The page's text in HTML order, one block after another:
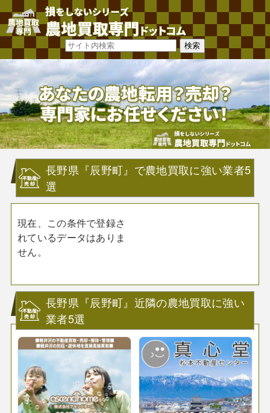
長野県『辰野町』で農地買取に強い業者5
選
現在、この条件で登録さ
れているデータはありま
せん。
長野県『辰野町』近隣の農地買取に強い
業者5選